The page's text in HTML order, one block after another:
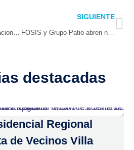
Bases de Renovación Nacional expresan apoyo al Delegado Víctor Pino y refuerzan llamado a la unidad
SIGUIENTE
FOSIS y Grupo Patio abren nuevas oportunidades de comercialización para emprendedores de la región de Coquimbo
destacadas
Regional
de Vecinos Villa